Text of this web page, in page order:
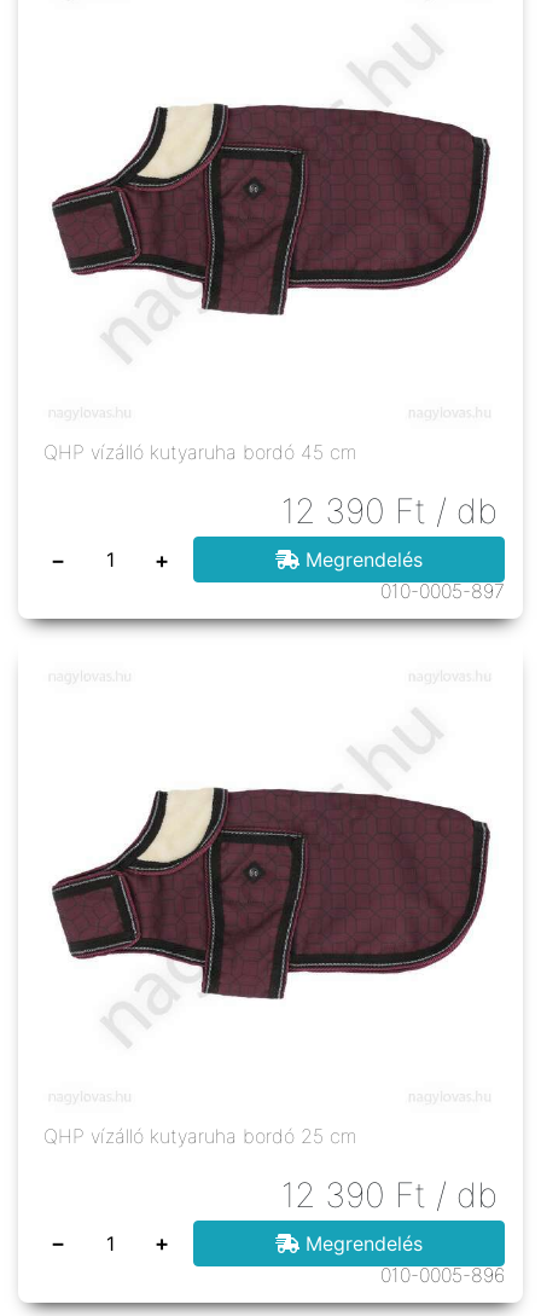
QHP vízálló kutyaruha bordó 45 cm
12 390 Ft / db
− +
Megrendelés
010-0005-897
QHP vízálló kutyaruha bordó 25 cm
12 390 Ft / db
− +
Megrendelés
010-0005-896